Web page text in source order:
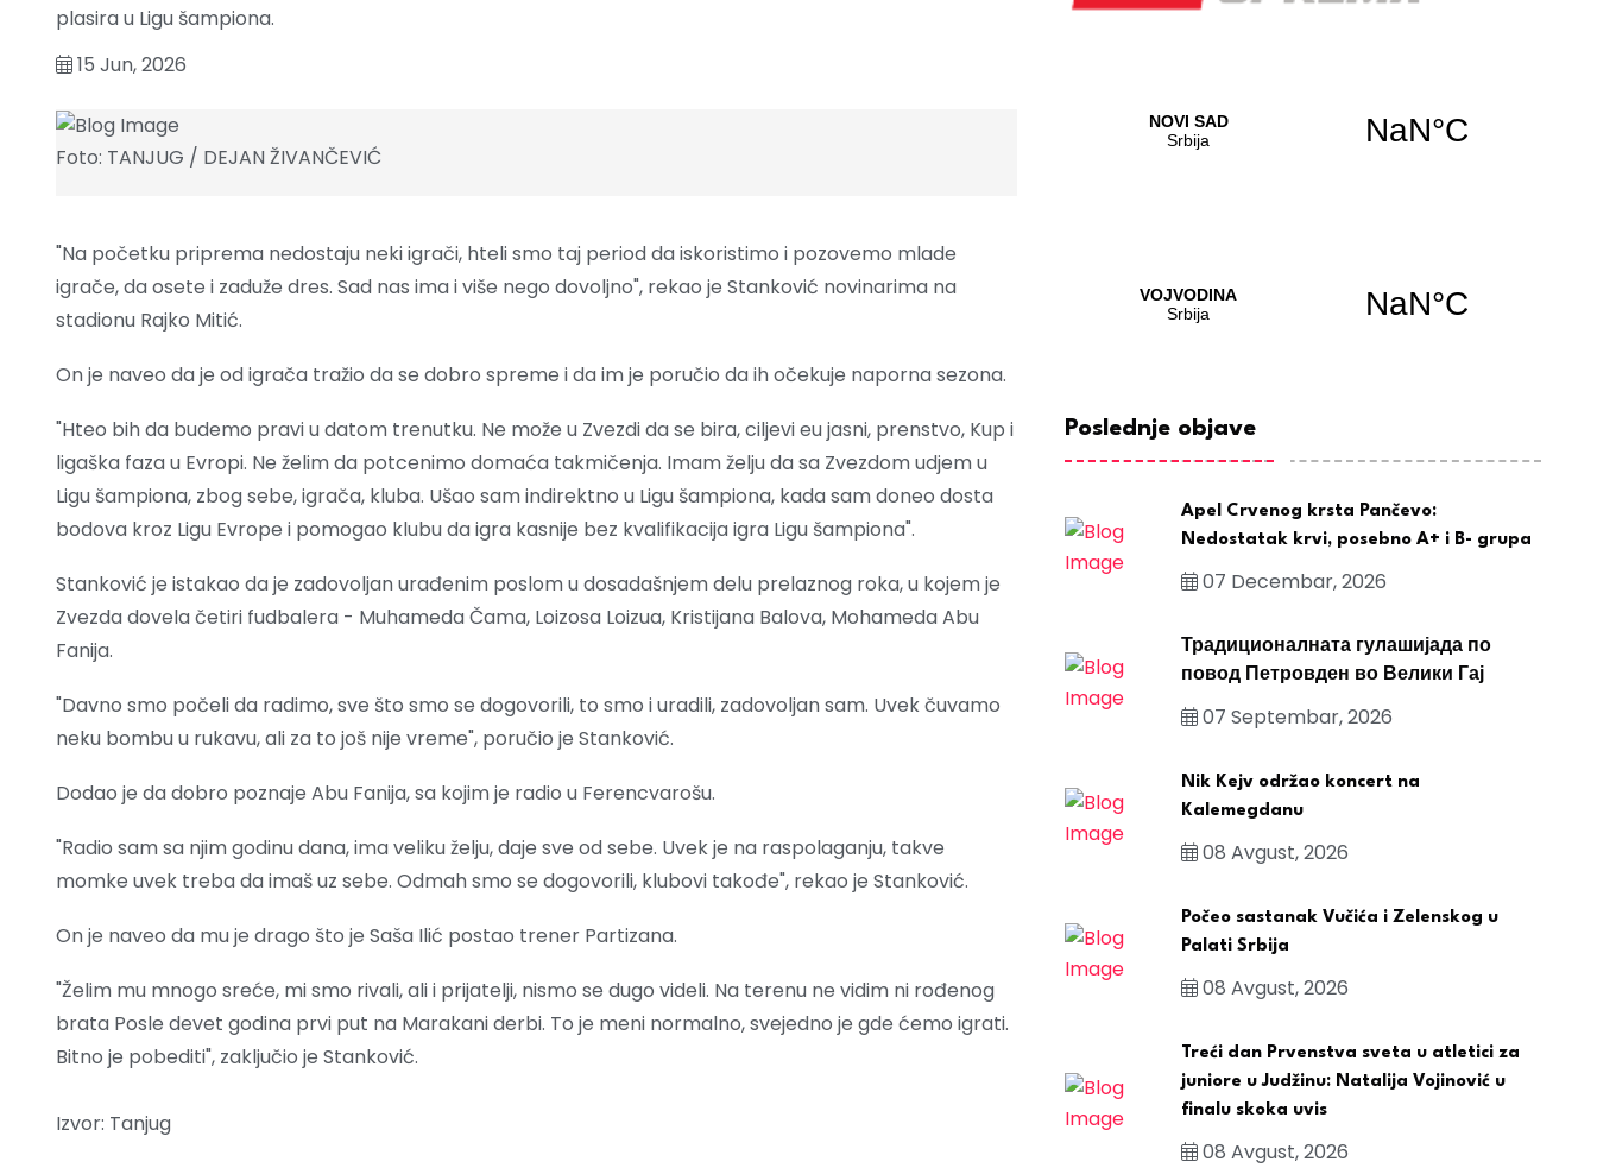
plasira u Ligu šampiona.
15 Jun, 2026
Foto: TANJUG / DEJAN ŽIVANČEVIĆ
"Na početku priprema nedostaju neki igrači, hteli smo taj period da iskoristimo i pozovemo mlade
igrače, da osete i zaduže dres. Sad nas ima i više nego dovoljno", rekao je Stanković novinarima na
stadionu Rajko Mitić.
On je naveo da je od igrača tražio da se dobro spreme i da im je poručio da ih očekuje naporna sezona.
"Hteo bih da budemo pravi u datom trenutku. Ne može u Zvezdi da se bira, ciljevi eu jasni, prenstvo, Kup i
ligaška faza u Evropi. Ne želim da potcenimo domaća takmičenja. Imam želju da sa Zvezdom udjem u
Ligu šampiona, zbog sebe, igrača, kluba. Ušao sam indirektno u Ligu šampiona, kada sam doneo dosta
bodova kroz Ligu Evrope i pomogao klubu da igra kasnije bez kvalifikacija igra Ligu šampiona".
Stanković je istakao da je zadovoljan urađenim poslom u dosadašnjem delu prelaznog roka, u kojem je
Zvezda dovela četiri fudbalera - Muhameda Čama, Loizosa Loizua, Kristijana Balova, Mohameda Abu
Fanija.
"Davno smo počeli da radimo, sve što smo se dogovorili, to smo i uradili, zadovoljan sam. Uvek čuvamo
neku bombu u rukavu, ali za to još nije vreme", poručio je Stanković.
Dodao je da dobro poznaje Abu Fanija, sa kojim je radio u Ferencvarošu.
"Radio sam sa njim godinu dana, ima veliku želju, daje sve od sebe. Uvek je na raspolaganju, takve
momke uvek treba da imaš uz sebe. Odmah smo se dogovorili, klubovi takođe", rekao je Stanković.
On je naveo da mu je drago što je Saša Ilić postao trener Partizana.
"Želim mu mnogo sreće, mi smo rivali, ali i prijatelji, nismo se dugo videli. Na terenu ne vidim ni rođenog
brata Posle devet godina prvi put na Marakani derbi. To je meni normalno, svejedno je gde ćemo igrati.
Bitno je pobediti", zaključio je Stanković.
Izvor: Tanjug
Poslednje objave
Apel Crvenog krsta Pančevo:
Nedostatak krvi, posebno A+ i B- grupa
07 Decembar, 2026
Традиционалната гулашијада по
повод Петровден во Велики Гај
07 Septembar, 2026
Nik Kejv održao koncert na
Kalemegdanu
08 Avgust, 2026
Počeo sastanak Vučića i Zelenskog u
Palati Srbija
08 Avgust, 2026
Treći dan Prvenstva sveta u atletici za
juniore u Judžinu: Natalija Vojinović u
finalu skoka uvis
08 Avgust, 2026